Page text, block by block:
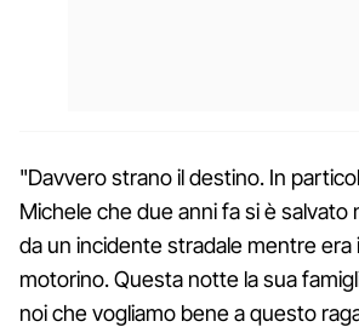
"Davvero strano il destino. In
Michele che due anni fa si è salvato
da un incidente stradale mentre era
motorino. Questa notte la sua
noi che vogliamo bene a questo